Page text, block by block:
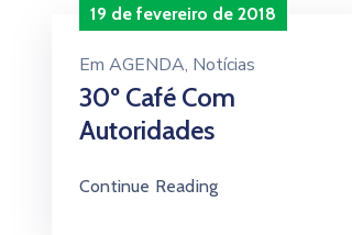
19 de fevereiro de 2018
Em AGENDA‚ Notícias
30º Café Com
Autoridades
Continue Reading